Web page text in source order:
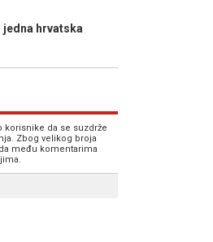
jedna hrvatska
korisnike da se suzdrže
Zbog velikog broja
među komentarima